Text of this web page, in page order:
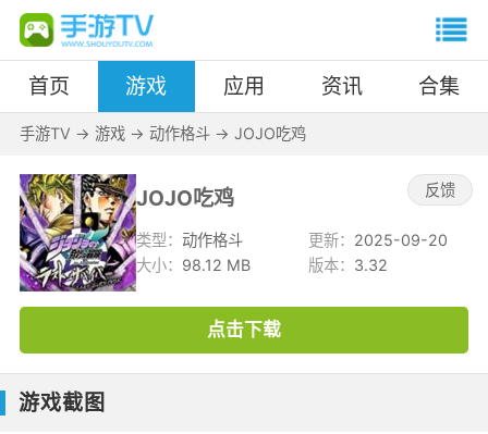
首页 游戏 应用 资讯 合集
手游TV -> 游戏-> 动作格斗-> JOJO吃鸡
JOJO吃鸡 反馈
类型：动作格斗 更新： 2025-09-20
大小： 98.12 MB 版本： 3.32
点击下载
游戏截图